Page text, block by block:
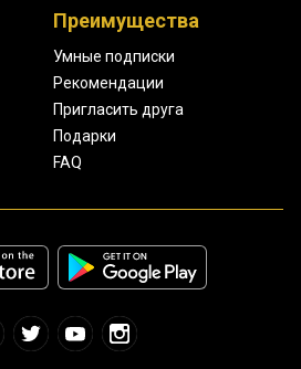
Преимущества
Умные подписки
Рекомендации
Пригласить друга
Подарки
FAQ